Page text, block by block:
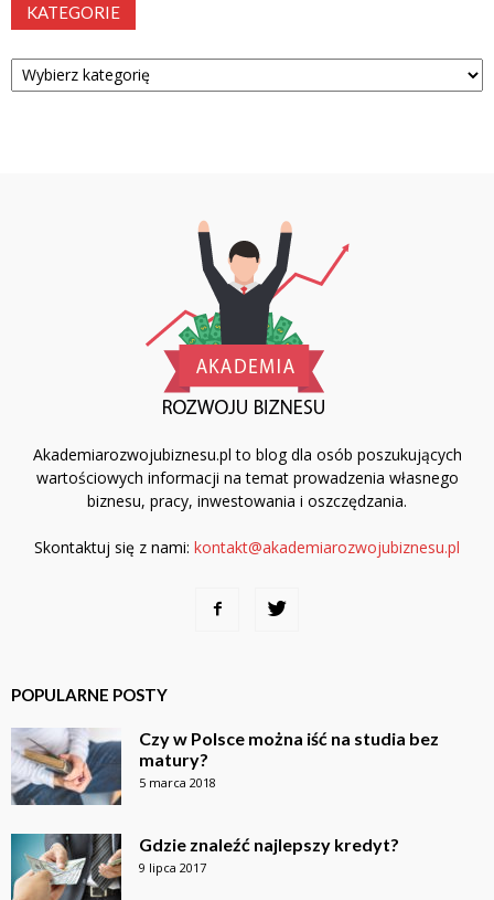
KATEGORIE
Kategorie
Akademiarozwojubiznesu.pl to blog dla osób poszukujących
wartościowych informacji na temat prowadzenia własnego
biznesu, pracy, inwestowania i oszczędzania.
Skontaktuj się z nami: kontakt@akademiarozwojubiznesu.pl
POPULARNE POSTY
Czy w Polsce można iść na studia bez
matury?
5 marca 2018
Gdzie znaleźć najlepszy kredyt?
9 lipca 2017